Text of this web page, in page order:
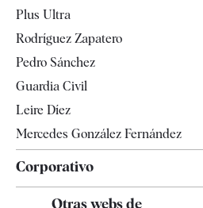
Televisión
Plus Ultra
Rodríguez Zapatero
Pedro Sánchez
Guardia Civil
Leire Díez
Mercedes González Fernández
Corporativo
Otras webs de